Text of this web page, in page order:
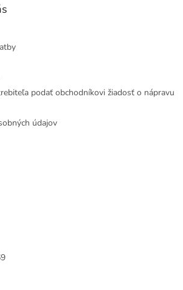
podať obchodníkovi žiadosť o nápravu
údajov